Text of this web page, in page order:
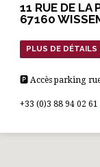
nous.…
11 RUE DE LA
67160
PLUS DE DÉTAILS
🅿 Accès parking
+33 (0)3 88 94 02 61